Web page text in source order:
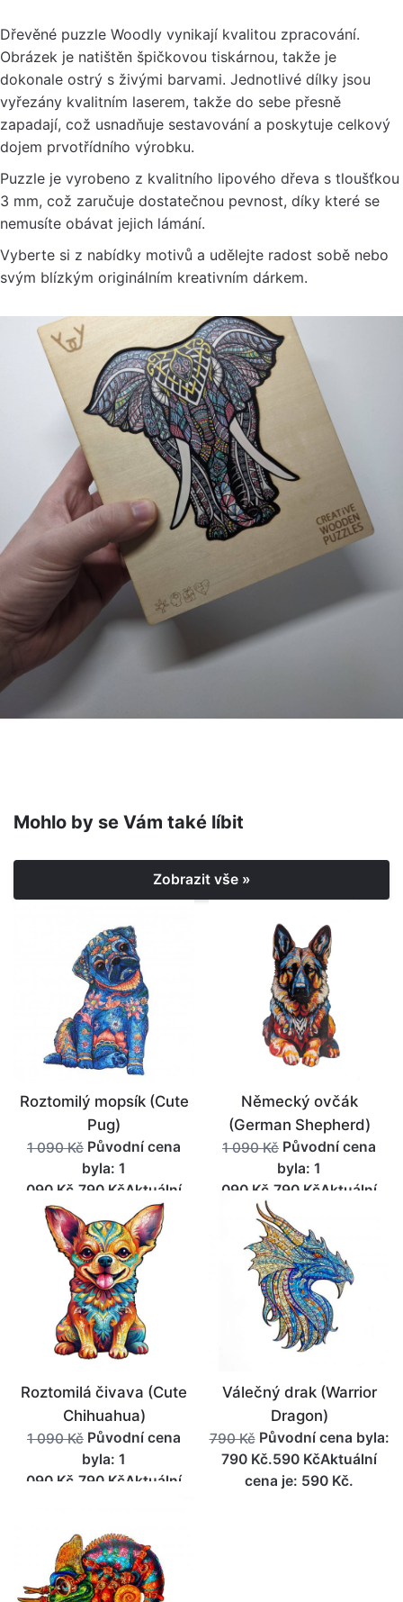
Dřevěné puzzle Woodly vynikají kvalitou zpracování.
Obrázek je natištěn špičkovou tiskárnou, takže je
dokonale ostrý s živými barvami. Jednotlivé dílky jsou
vyřezány kvalitním laserem, takže do sebe přesně
zapadají, což usnadňuje sestavování a poskytuje celkový
dojem prvotřídního výrobku.
Puzzle je vyrobeno z kvalitního lipového dřeva s tloušťkou
3 mm, což zaručuje dostatečnou pevnost, díky které se
nemusíte obávat jejich lámání.
Vyberte si z nabídky motivů a udělejte radost sobě nebo
svým blízkým originálním kreativním dárkem.
Mohlo by se Vám také líbit
Zobrazit vše »
Roztomilý mopsík (Cute
Pug)
1 090 Kč Původní cena
byla: 1
090 Kč.790 KčAktuální
cena je: 790 Kč.
Německý ovčák
(German Shepherd)
1 090 Kč Původní cena
byla: 1
090 Kč.790 KčAktuální
cena je: 790 Kč.
Roztomilá čivava (Cute
Chihuahua)
1 090 Kč Původní cena
byla: 1
090 Kč.790 KčAktuální
Válečný drak (Warrior
Dragon)
790 KčPůvodní cena byla:
790 Kč.590 KčAktuální
cena je: 590 Kč.